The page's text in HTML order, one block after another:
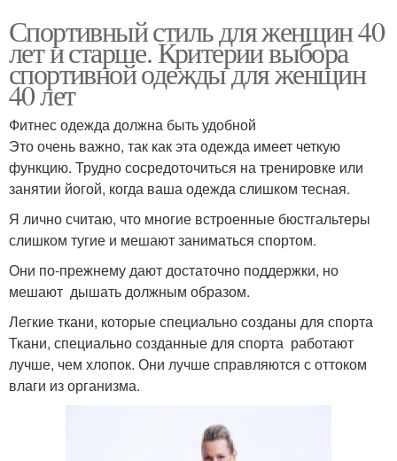
Спортивный стиль для женщин 40
лет и старше. Критерии выбора
спортивной одежды для женщин
40 лет
Фитнес одежда должна быть удобной
Это очень важно, так как эта одежда имеет четкую
функцию. Трудно сосредоточиться на тренировке или
занятии йогой, когда ваша одежда слишком тесная.
Я лично считаю, что многие встроенные бюстгальтеры
слишком тугие и мешают заниматься спортом.
Они по-прежнему дают достаточно поддержки, но
мешают дышать должным образом.
Легкие ткани, которые специально созданы для спорта
Ткани, специально созданные для спорта работают
лучше, чем хлопок. Они лучше справляются с оттоком
влаги из организма.